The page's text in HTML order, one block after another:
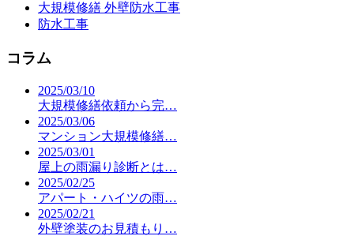
大規模修繕 外壁防水工事
防水工事
コラム
2025/03/10
大規模修繕依頼から完…
2025/03/06
マンション大規模修繕…
2025/03/01
屋上の雨漏り診断とは…
2025/02/25
アパート・ハイツの雨…
2025/02/21
外壁塗装のお見積もり…